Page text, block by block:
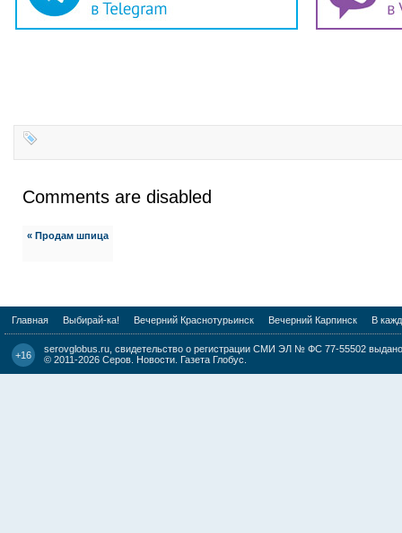
Comments are disabled
« Продам шпица
Главная Выбирай-ка! Вечерний Краснотурьинск Вечерний Карпинск В
+16
serovglobus.ru, свидетельство о регистрации СМИ ЭЛ № ФС 77-55502
© 2011-2026 Серов. Новости. Газета Глобус